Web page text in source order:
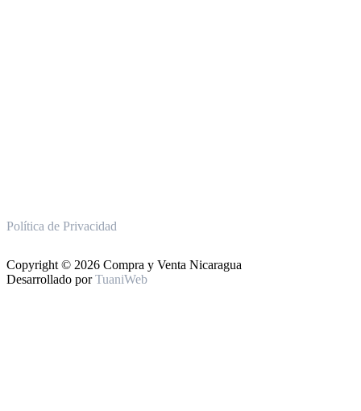
Política de Privacidad
Copyright © 2026 Compra y Venta Nicaragua
Desarrollado porTuaniWeb